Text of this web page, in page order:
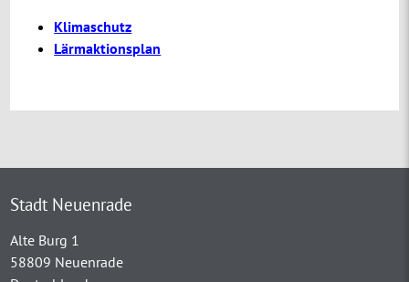
Klimaschutz
Lärmaktionsplan
Stadt Neuenrade
Alte Burg 1
58809 Neuenrade